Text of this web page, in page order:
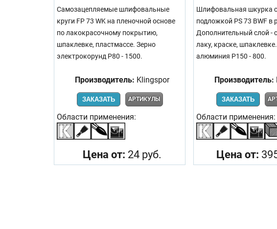
Самозацепляемые шлифовальные
круги FP 73 WK на пленочной основе
по лакокрасочному покрытию,
шпаклевке, пластмассе. Зерно
электрокорунд Р80 - 1500.
Производитель: Klingspor
ЗАКАЗАТЬ АРТИКУЛЫ
Области применения:
Цена от: 24 руб.
Шлифовальная шкурка
подложкой PS 73 BWF в
Дополнительный слой -
лаку, краске,
алюминия Р150 - 800.
Производитель:
ЗАКАЗАТЬ
Области применения:
Цена от: